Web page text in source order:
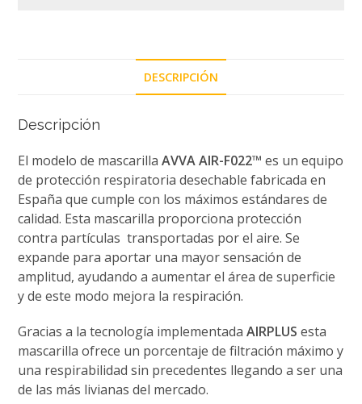
DESCRIPCIÓN
Descripción
El modelo de mascarillaAVVA AIR-F022™ es un equipo
de protección respiratoria desechable fabricada en
España que cumple con los máximos estándares de
calidad. Esta mascarilla proporciona protección
contra partículas transportadas por el aire. Se
expande para aportar una mayor sensación de
amplitud, ayudando a aumentar el área de superficie
y de este modo mejora la respiración.
Gracias a la tecnología implementadaAIRPLUS esta
mascarilla ofrece un porcentaje de filtración máximo y
una respirabilidad sin precedentes llegando a ser una
de las más livianas del mercado.